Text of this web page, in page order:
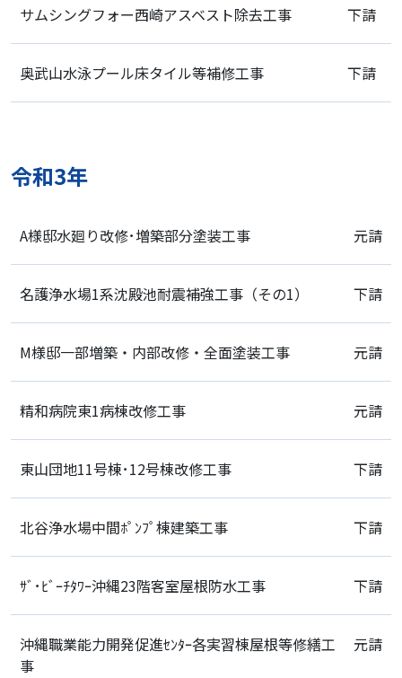
サムシングフォー西崎アスベスト除去工事 下請
奥武山水泳プール床タイル等補修工事 下請
令和3年
A様邸水廻り改修･増築部分塗装工事 元請
名護浄水場1系沈殿池耐震補強工事（その1） 下請
M様邸一部増築・内部改修・全面塗装工事 元請
精和病院東1病棟改修工事 元請
東山団地11号棟･12号棟改修工事 下請
北谷浄水場中間ﾎﾟﾝﾌﾟ棟建築工事 下請
ｻﾞ･ﾋﾞｰﾁﾀﾜｰ沖縄23階客室屋根防水工事 下請
沖縄職業能力開発促進ｾﾝﾀｰ各実習棟屋根等修繕工
事
元請